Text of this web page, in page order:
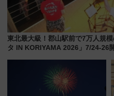
東北最大級！郡山駅前で7万人規
タ IN KORIYAMA 2026」7/24-26